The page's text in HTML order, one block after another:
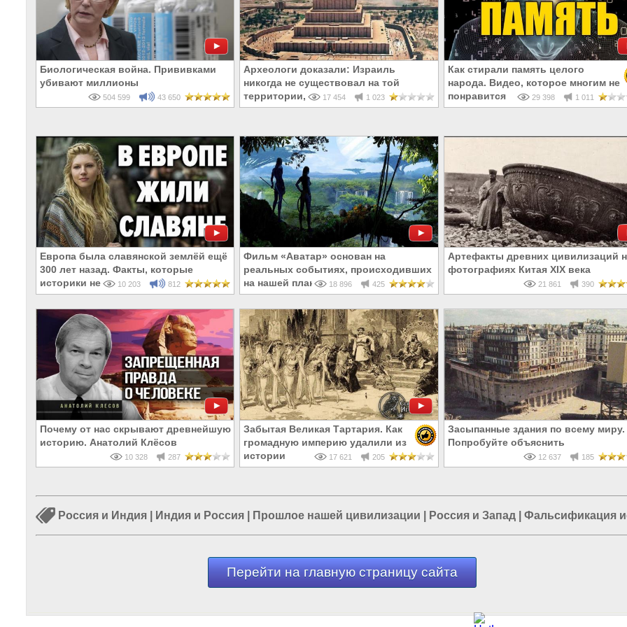
Биологическая война. Прививками
убивают миллионы
504 599 43 650
Археологи доказали: Израиль
никогда не существовал на той
территории, о которой твердят иудеи
17 454 1 023
Как стирали память целого
народа. Видео, которое многим не
понравится
29 398 1 011
Европа была славянской землёй ещё
300 лет назад. Факты, которые
историки не смогут оспорить
10 203 812
Фильм «Аватар» основан на
реальных событиях, происходивших
на нашей планете18 896 425
Артефакты древних цивилизаций
фотографиях Китая XIX века
21 861 390
Почему от нас скрывают древнейшую
историю. Анатолий Клёсов
10 328 287
Забытая Великая Тартария. Как
громадную империю удалили из
истории
17 621 205
Засыпанные здания по всему миру.
Попробуйте объяснить
12 637 185
Россия и Индия Индия и Россия Прошлое нашей цивилизации Россия и Запад Фальсификация
Перейти на главную страницу сайта